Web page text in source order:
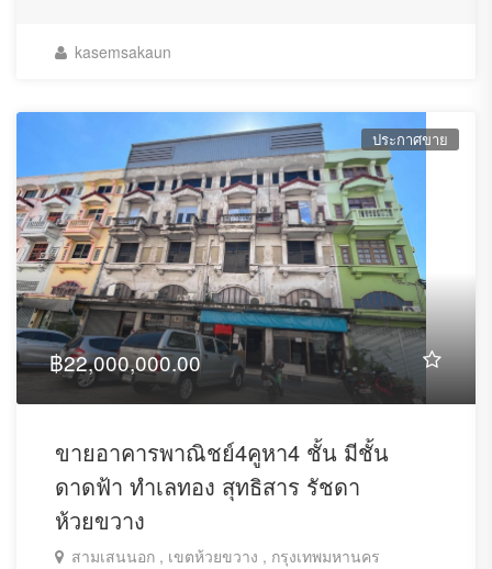
kasemsakaun
ประกาศขาย
฿22,000,000.00
ขายอาคารพาณิชย์4คูหา4 ชั้น มีชั้น
ดาดฟ้า ทำเลทอง สุทธิสาร รัชดา
ห้วยขวาง
สามเสนนอก , เขตห้วยขวาง , กรุงเทพมหานคร